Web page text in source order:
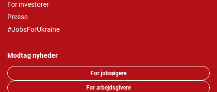
For investorer
Presse
#JobsForUkraine
Modtag nyheder
For jobsøgere
For arbejdsgivere